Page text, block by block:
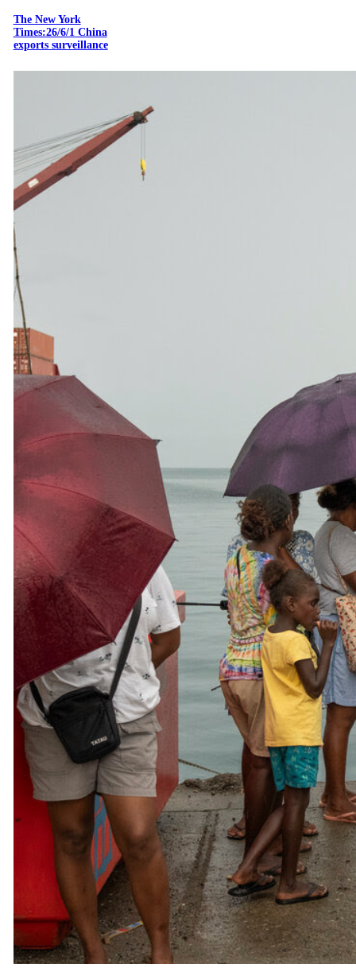
The New York
Times:26/6/1 China
exports surveillance